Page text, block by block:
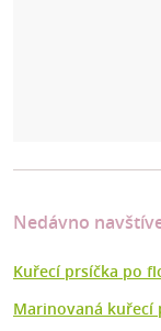
Nedávno
Kuřecí prsíčka po
Marinovaná kuřecí